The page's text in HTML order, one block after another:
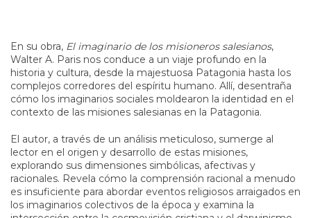
En su obra, El imaginario de los misioneros salesianos,
Walter A. Paris nos conduce a un viaje profundo en la
historia y cultura, desde la majestuosa Patagonia hasta los
complejos corredores del espíritu humano. Allí, desentraña
cómo los imaginarios sociales moldearon la identidad en el
contexto de las misiones salesianas en la Patagonia.
El autor, a través de un análisis meticuloso, sumerge al
lector en el origen y desarrollo de estas misiones,
explorando sus dimensiones simbólicas, afectivas y
racionales. Revela cómo la comprensión racional a menudo
es insuficiente para abordar eventos religiosos arraigados en
los imaginarios colectivos de la época y examina la